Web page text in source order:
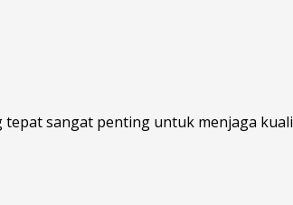
sangat penting untuk menjaga